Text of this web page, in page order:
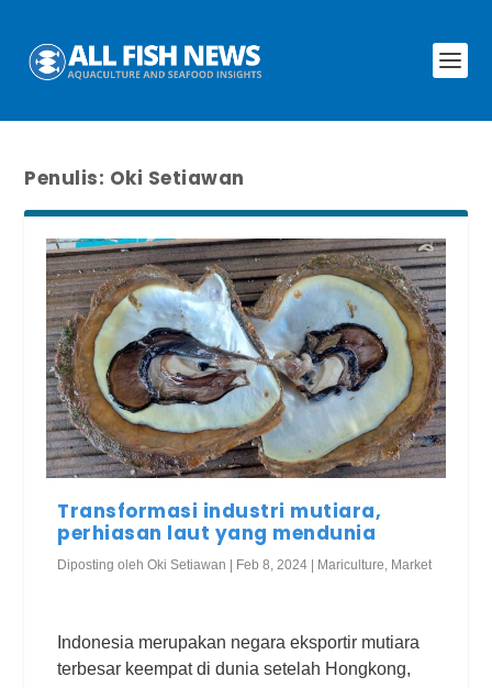
Penulis: Oki Setiawan
Transformasi industri mutiara,
perhiasan laut yang mendunia
Diposting olehOki Setiawan | Feb 8, 2024 | Mariculture Market
Indonesia merupakan negara eksportir mutiara
terbesar keempat di dunia setelah Hongkong,